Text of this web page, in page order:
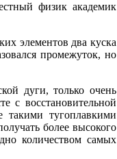
физик академик
элементов два куска
промежуток, но
дуги, только очень
с восстановительной
такими тугоплавкими
более высокого
количеством самых